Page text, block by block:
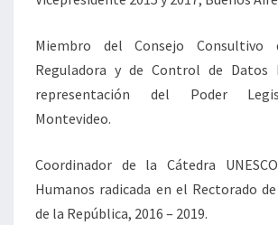
Miembro del Consejo Consultivo
Reguladora y de Control de Datos
representación del Poder
Montevideo.
Coordinador de la Cátedra
Humanos radicada en el Rectorado
de la República, 2016 – 2019.